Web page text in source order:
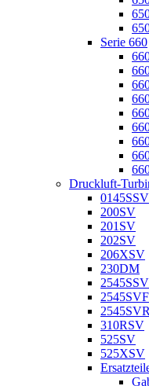
Serie 660
Druckluft-
0145SSV
200SV
201SV
202SV
206XSV
230DM
2545SVF
2545SVR
310RSV
525SV
525XSV